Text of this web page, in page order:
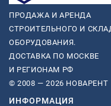
ПРОДАЖА И АРЕНДА
СТРОИТЕЛЬНОГО И
ОБОРУДОВАНИЯ.
ДОСТАВКА ПО МОСКВЕ
И РЕГИОНАМ РФ
© 2008 — 2026 НОВАРЕНТ
ИНФОРМАЦИЯ